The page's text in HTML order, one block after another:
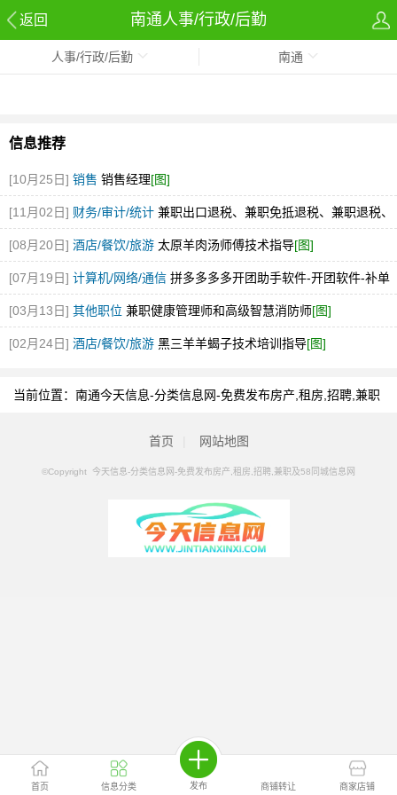
返回 南通人事/行政/后勤
首页 信息分类 发布 商铺转让 商家店铺
人事/行政/后勤 南通
信息推荐
[10月25日] 销售 销售经理[图]
[11月02日] 财务/审计/统计 兼职出口退税、兼职免抵退税、兼职退税、
兼职代理报关员[图]
[08月20日] 酒店/餐饮/旅游 太原羊肉汤师傅技术指导[图]
[07月19日] 计算机/网络/通信 拼多多多多开团助手软件-开团软件-补单
软件怎么用？
[03月13日] 其他职位 兼职健康管理师和高级智慧消防师[图]
[02月24日] 酒店/餐饮/旅游 黑三羊羊蝎子技术培训指导[图]
当前位置： 南通今天信息-分类信息网-免费发布房产,租房,招聘,兼职
首页 网站地图
©Copyright 今天信息-分类信息网-免费发布房产,租房,招聘,兼职及58同城信息网